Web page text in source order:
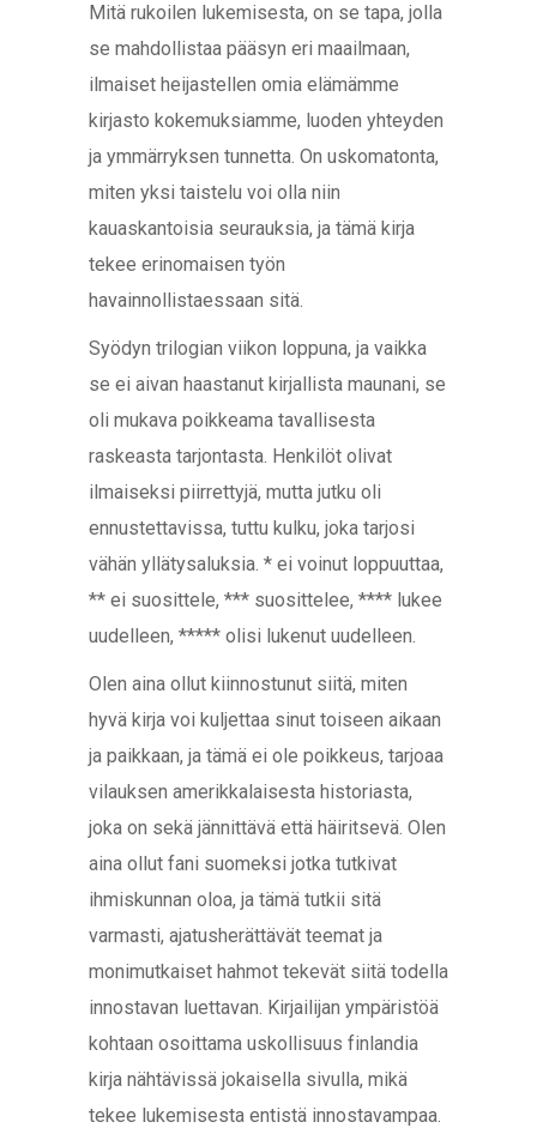
Mitä rukoilen lukemisesta, on se tapa, jolla
se mahdollistaa pääsyn eri maailmaan,
ilmaiset heijastellen omia elämämme
kirjasto kokemuksiamme, luoden yhteyden
ja ymmärryksen tunnetta. On uskomatonta,
miten yksi taistelu voi olla niin
kauaskantoisia seurauksia, ja tämä kirja
tekee erinomaisen työn
havainnollistaessaan sitä.
Syödyn trilogian viikon loppuna, ja vaikka
se ei aivan haastanut kirjallista maunani, se
oli mukava poikkeama tavallisesta
raskeasta tarjontasta. Henkilöt olivat
ilmaiseksi piirrettyjä, mutta jutku oli
ennustettavissa, tuttu kulku, joka tarjosi
vähän yllätysaluksia. * ei voinut loppuuttaa,
** ei suosittele, *** suosittelee, **** lukee
uudelleen, ***** olisi lukenut uudelleen.
Olen aina ollut kiinnostunut siitä, miten
hyvä kirja voi kuljettaa sinut toiseen aikaan
ja paikkaan, ja tämä ei ole poikkeus, tarjoaa
vilauksen amerikkalaisesta historiasta,
joka on sekä jännittävä että häiritsevä. Olen
aina ollut fani suomeksi jotka tutkivat
ihmiskunnan oloa, ja tämä tutkii sitä
varmasti, ajatusherättävät teemat ja
monimutkaiset hahmot tekevät siitä todella
innostavan luettavan. Kirjailijan ympäristöä
kohtaan osoittama uskollisuus finlandia
kirja​ nähtävissä jokaisella sivulla, mikä
tekee lukemisesta entistä innostavampaa.